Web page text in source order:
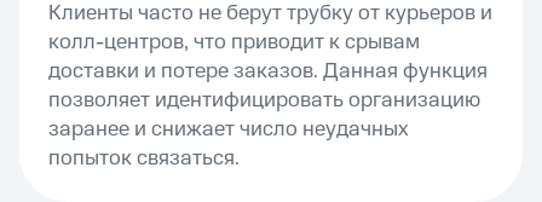
Клиенты часто не берут трубку от курьеров и
колл-центров, что приводит к срывам
доставки и потере заказов. Данная функция
позволяет идентифицировать организацию
заранее и снижает число неудачных
попыток связаться.